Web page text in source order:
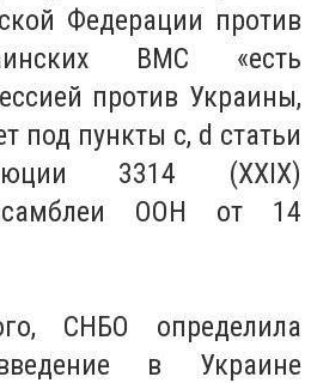
Федерации против
ВМС «есть
против Украины,
под пункты c, d статьи
3314 (ХХIХ)
ООН от 14
СНБО определила
в Украине